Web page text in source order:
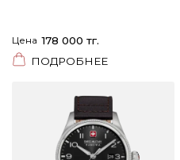
Цена 178 000 тг.
ПОДРОБНЕЕ